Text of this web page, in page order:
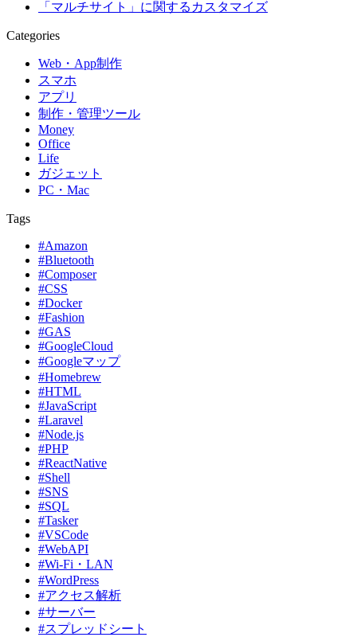
「マルチサイト」に関するカスタマイズ
Categories
Web・App制作
スマホ
アプリ
制作・管理ツール
Money
Office
Life
ガジェット
PC・Mac
Tags
#Amazon
#Bluetooth
#Composer
#CSS
#Docker
#Fashion
#GAS
#GoogleCloud
#Googleマップ
#Homebrew
#HTML
#JavaScript
#Laravel
#Node.js
#PHP
#ReactNative
#Shell
#SNS
#SQL
#Tasker
#VSCode
#WebAPI
#Wi-Fi・LAN
#WordPress
#アクセス解析
#サーバー
#スプレッドシート